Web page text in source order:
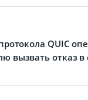
QUIC
вызвать отказ в